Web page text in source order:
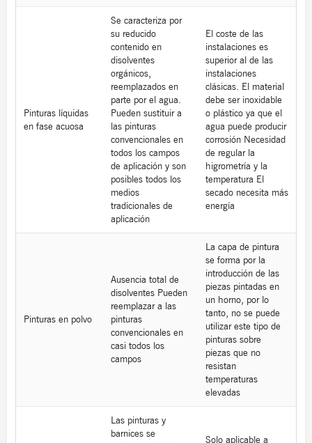
Pinturas líquidas
en fase acuosa
Se caracteriza por
su reducido
contenido en
disolventes
orgánicos,
reemplazados en
parte por el agua.
Pueden sustituir a
las pinturas
convencionales en
todos los campos
de aplicación y son
posibles todos los
medios
tradicionales de
aplicación
El coste de las
instalaciones es
superior al de las
instalaciones
clásicas. El material
debe ser inoxidable
o plástico ya que el
agua puede producir
corrosión Necesidad
de regular la
higrometría y la
temperatura El
secado necesita más
energía
Pinturas en polvo
Ausencia total de
disolventes Pueden
reemplazar a las
pinturas
convencionales en
casi todos los
campos
La capa de pintura
se forma por la
introducción de las
piezas pintadas en
un horno, por lo
tanto, no se puede
utilizar este tipo de
pinturas sobre
piezas que no
resistan
temperaturas
elevadas
Las pinturas y
barnices se
Solo aplicable a